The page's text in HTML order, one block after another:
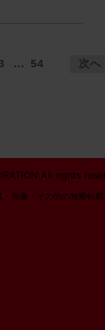
... 54 次
All rights
画像・その他の無断転